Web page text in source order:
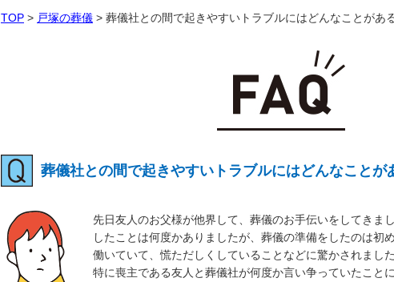
TOP 戸塚の葬儀 葬儀社との間で起きやすいトラブルにはどんなことがあ
葬儀社との間で起きやすいトラブルにはどんなことが
先日友人のお父様が他界して、葬儀のお手伝いをしてきま
したことは何度かありましたが、葬儀の準備をしたのは初
働いていて、慌ただしくしていることなどに驚かされました
特に喪主である友人と葬儀社が何度か言い争っていたこと